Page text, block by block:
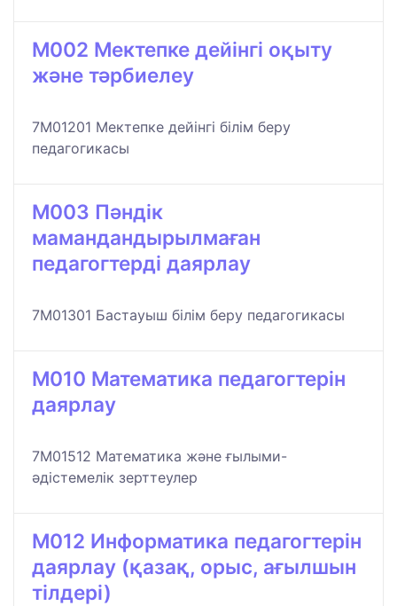
M002 Мектепке дейінгі оқыту
және тәрбиелеу
7M01201 Мектепке дейінгі білім беру
педагогикасы
M003 Пәндік
мамандандырылмаған
педагогтерді даярлау
7M01301 Бастауыш білім беру педагогикасы
M010 Математика педагогтерін
даярлау
7M01512 Математика және ғылыми-
әдістемелік зерттеулер
M012 Информатика педагогтерін
даярлау (қазақ, орыс, ағылшын
тілдері)